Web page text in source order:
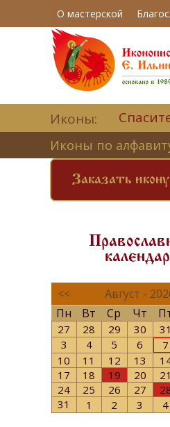
О мастерской
Иконы:
Иконы по
Заказать икону
<< Август -
Пн
Вт Ср Чт
27 28 29 30 31
3
4 5 6 7
10
11 12 13
17
18 19 20 21
24
25 26 27
31
1 2 3 4